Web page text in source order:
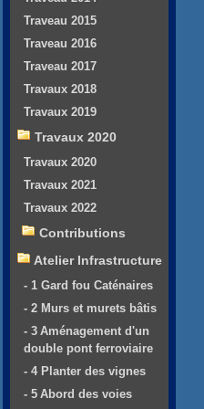
Traveau 2015
Traveau 2016
Traveau 2017
Travaux 2018
Travaux 2019
Travaux 2020
Travaux 2020
Travaux 2021
Travaux 2022
Contributions
Atelier Infrastructure
- 1 Gard fou Caténaires
- 2 Murs et murets bâtis
- 3 Aménagement d'un
double pont ferroviaire
- 4 Planter des vignes
- 5 Abord des voies